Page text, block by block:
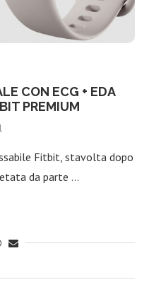
CON ECG + EDA
PREMIUM
Fitbit, stavolta dopo
da parte …